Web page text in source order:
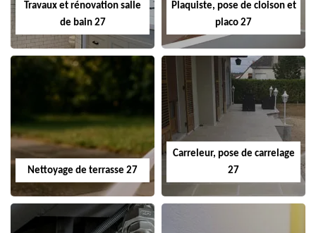
Travaux et rénovation salle
de bain 27
Plaquiste, pose de cloison et
placo 27
Nettoyage de terrasse 27
Carreleur, pose de carrelage
27